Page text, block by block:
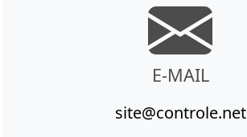
E-MAIL
site@controle.net